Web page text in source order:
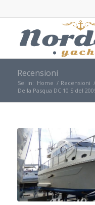
Recensioni
Sei in: Home / Recensioni /
Della Pasqua DC 10 S del